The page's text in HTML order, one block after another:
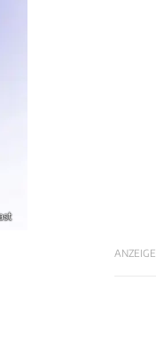
ANZEIGE